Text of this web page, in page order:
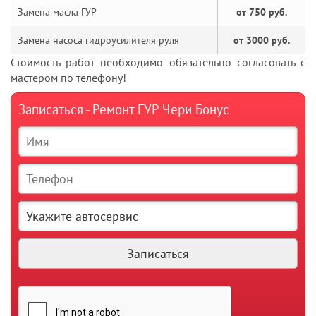
Замена масла ГУР от 750 руб.
Замена насоса гидроусилителя руля от 3000 руб.
Стоимость работ необходимо обязательно согласовать с
мастером по телефону!
Записаться - Ремонт ГУР Чери Бонус